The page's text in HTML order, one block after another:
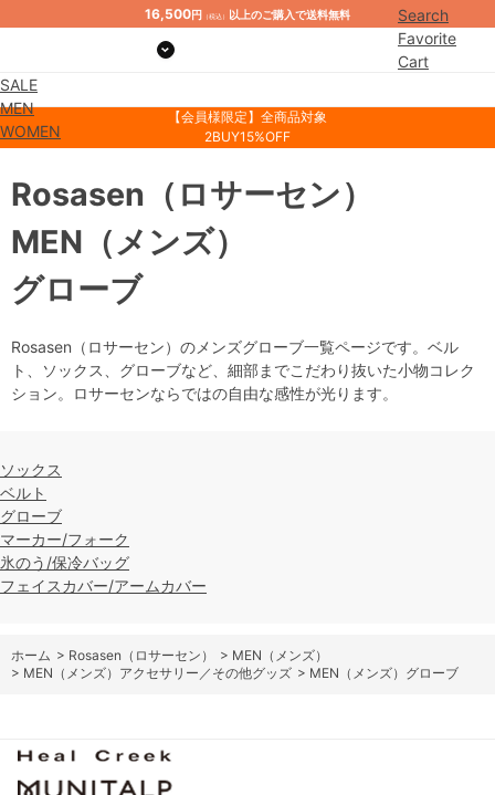
16,500円 （税込） 以上のご購入で送料無料
Search
Favorite
Cart
SALE
MEN
WOMEN
【会員様限定】全商品対象
2BUY15%OFF
グローブ
Rosasen （ロサーセン）
MEN （メンズ）
Rosasen（ロサーセン）のメンズグローブ一覧ページです。ベル
ト、ソックス、グローブなど、細部までこだわり抜いた小物コレク
ション。ロサーセンならではの自由な感性が光ります。
ソックス
ベルト
グローブ
マーカー/フォーク
氷のう/保冷バッグ
フェイスカバー/アームカバー
ホーム > Rosasen（ロサーセン） > MEN（メンズ）
> MEN（メンズ）アクセサリー／その他グッズ > MEN（メンズ）グローブ